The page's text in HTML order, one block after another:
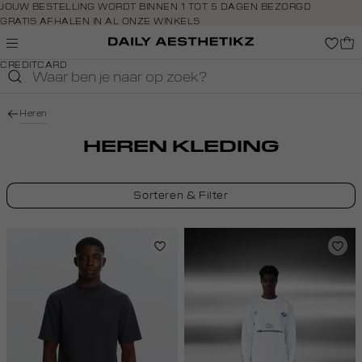
Navigeer
direct naar
de
Open de
direct
JOUW BESTELLING WORDT BINNEN 1 TOT 5 DAGEN BEZORGD
GRATIS AFHALEN IN AL ONZE WINKELS
GRATIS RETOURNEREN BINNEN 14 DAGEN IN DE WINKEL
BETAAL ZOALS JIJ WILT: O.A. IDEAL, RIVERTY, APPLE PAY &
CREDITCARD
Heren
HEREN KLEDING
Sorteren & Filter